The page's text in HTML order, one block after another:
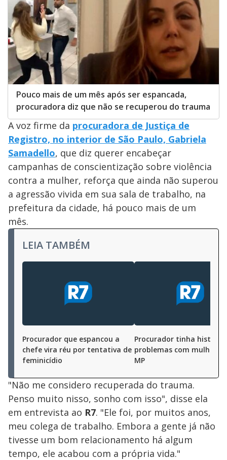
Pouco mais de um mês após ser espancada,
procuradora diz que não se recuperou do trauma
A voz firme da procuradora de Justiça de
Registro, no interior de São Paulo, Gabriela
Samadello, que diz querer encabeçar
campanhas de conscientização sobre violência
contra a mulher, reforça que ainda não superou
a agressão vivida em sua sala de trabalho, na
prefeitura da cidade, há pouco mais de um
mês.
LEIA TAMBÉM
Procurador que espancou a
chefe vira réu por tentativa de
feminicídio
Procurador tinha
problemas com
MP
"Não me considero recuperada do trauma.
Penso muito nisso, sonho com isso", disse ela
em entrevista ao R7. "Ele foi, por muitos anos,
meu colega de trabalho. Embora a gente já não
tivesse um bom relacionamento há algum
tempo, ele acabou com a própria vida."